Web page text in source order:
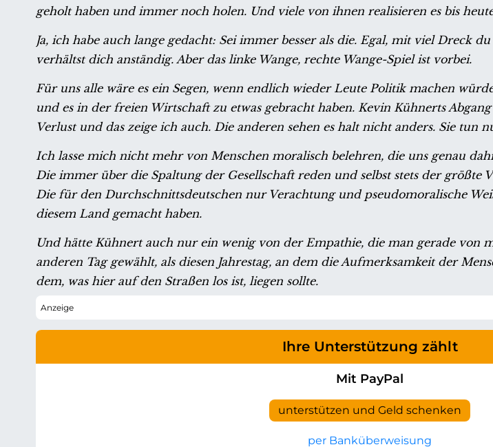
geholt haben und immer noch holen. Und viele von ihnen realisieren es bis
Ja, ich habe auch lange gedacht: Sei immer besser als die. Egal, mit viel Dreck
verhältst dich anständig. Aber das linke Wange, rechte Wange-Spiel ist vorbei.
Für uns alle wäre es ein Segen, wenn endlich wieder Leute Politik machen
und es in der freien Wirtschaft zu etwas gebracht haben. Kevin Kühnerts
Verlust und das zeige ich auch. Die anderen sehen es halt nicht anders. Sie tun
Ich lasse mich nicht mehr von Menschen moralisch belehren, die uns genau
Die immer über die Spaltung der Gesellschaft reden und selbst stets der größte
Die für den Durchschnittsdeutschen nur Verachtung und pseudomoralische
diesem Land gemacht haben.
Und hätte Kühnert auch nur ein wenig von der Empathie, die man gerade von
anderen Tag gewählt, als diesen Jahrestag, an dem die Aufmerksamkeit der
dem, was hier auf den Straßen los ist, liegen sollte.
Ihre Unterstützung zählt
Mit PayPal
unterstützen und Geld schenken
per Banküberweisung